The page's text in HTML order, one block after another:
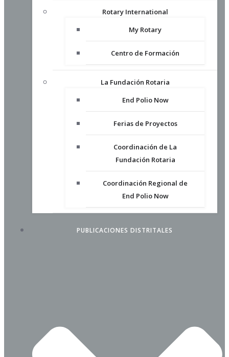
Rotary International
My Rotary
Centro de Formación
La Fundación Rotaria
End Polio Now
Ferias de Proyectos
Coordinación de La
Fundación Rotaria
Coordinación Regional de
End Polio Now
PUBLICACIONES DISTRITALES